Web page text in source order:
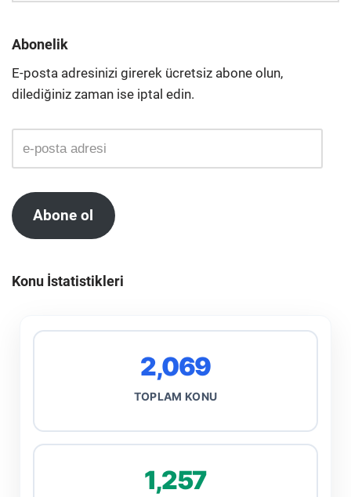
Abonelik
E-posta adresinizi girerek ücretsiz abone olun,
dilediğiniz zaman ise iptal edin.
Abone ol
Konu İstatistikleri
2,069
TOPLAM KONU
1,257